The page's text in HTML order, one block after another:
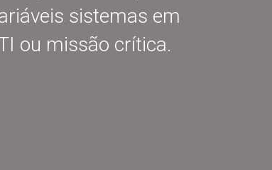
sistemas em
ou missão crítica.